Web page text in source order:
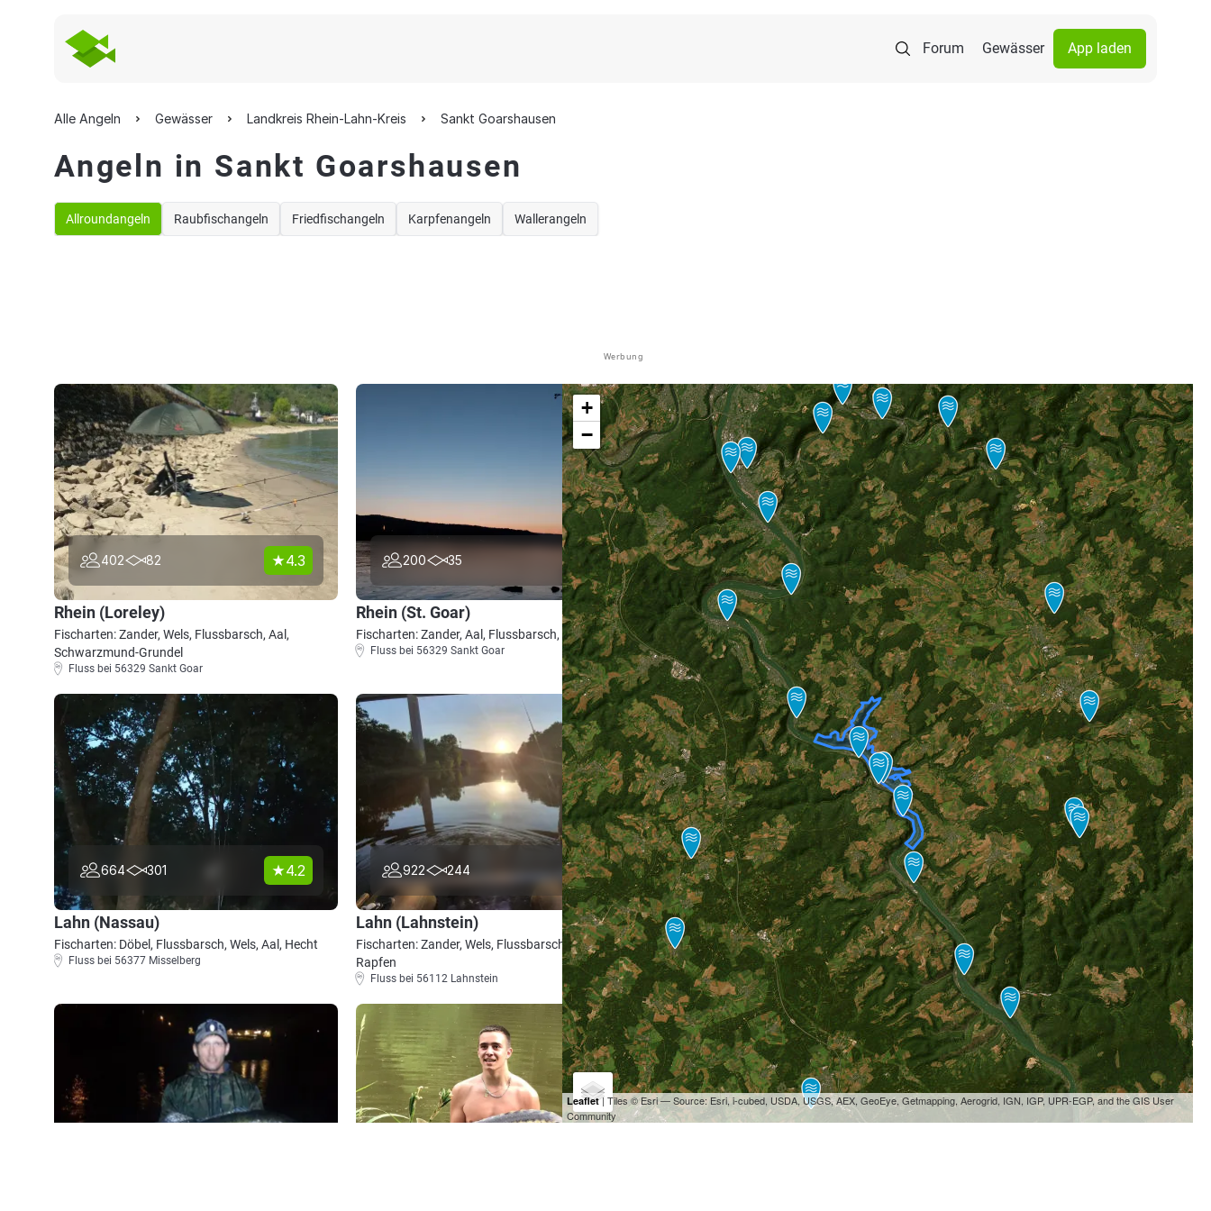
Forum Gewässer App laden
Alle Angeln Gewässer Landkreis Rhein-Lahn-Kreis Sankt Goarshausen
Angeln in Sankt Goarshausen
Allroundangeln Raubfischangeln Friedfischangeln Karpfenangeln Wallerangeln
Werbung
402 82 4.3
Rhein (Loreley)
Fischarten: Zander, Wels, Flussbarsch, Aal,
Schwarzmund-Grundel
Fluss bei 56329 Sankt Goar
200 35 4.4
Rhein (St. Goar)
Fischarten: Zander, Aal, Flussbarsch, Hecht, Barbe
Fluss bei 56329 Sankt Goar
664 301 4.2
Lahn (Nassau)
Fischarten: Döbel, Flussbarsch, Wels, Aal, Hecht
Fluss bei 56377 Misselberg
922 244 4.4
Lahn (Lahnstein)
Fischarten: Zander, Wels, Flussbarsch, Hecht,
Rapfen
Fluss bei 56112 Lahnstein
+
−
Leaflet| Tiles © Esri — Source: Esri, i-cubed, USDA, USGS, AEX, GeoEye, Getmapping, Aerogrid, IGN, IGP, UPR-EGP, and the GIS User
Community